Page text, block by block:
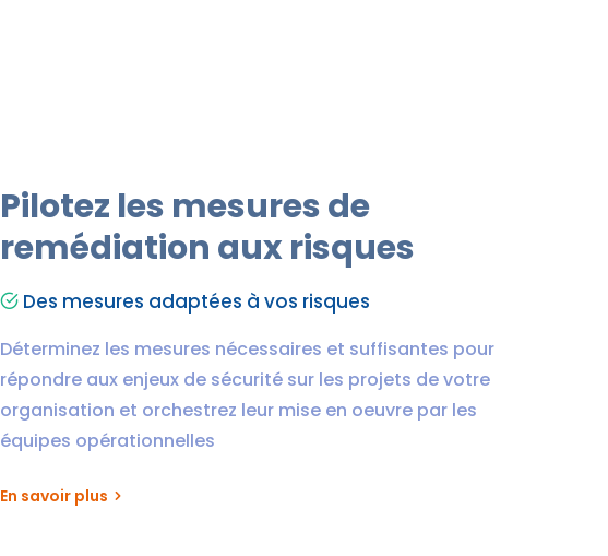
Pilotez les mesures de
remédiation aux risques
Des mesures adaptées à vos risques
Déterminez les mesures nécessaires et suffisantes pour
répondre aux enjeux de sécurité sur les projets de votre
organisation et orchestrez leur mise en oeuvre par les
équipes opérationnelles
En savoir plus